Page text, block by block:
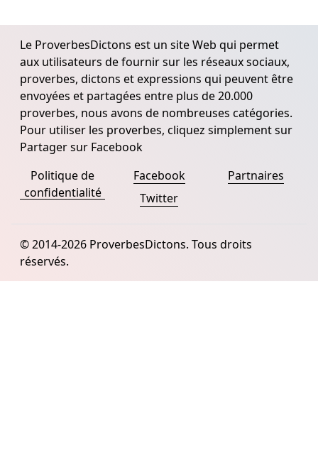
Le ProverbesDictons est un site Web qui permet
aux utilisateurs de fournir sur les réseaux sociaux,
proverbes, dictons et expressions qui peuvent être
envoyées et partagées entre plus de 20.000
proverbes, nous avons de nombreuses catégories.
Pour utiliser les proverbes, cliquez simplement sur
Partager sur Facebook
Politique de
confidentialité
Facebook
Twitter
Partnaires
© 2014-2026 ProverbesDictons. Tous droits
réservés.